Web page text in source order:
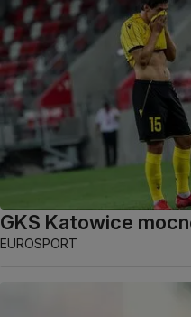
GKS Katowice
EUROSPORT